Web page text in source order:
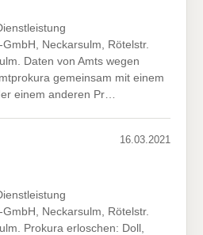
Neckarsulm, Rötelstr.
Daten von Amts wegen
gemeinsam mit einem
einem anderen Pr…
16.03.2021
Neckarsulm, Rötelstr.
Prokura erloschen: Doll,